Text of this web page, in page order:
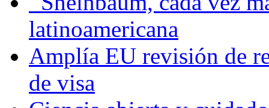
latinoamericana
Amplía EU revisión de
de visa